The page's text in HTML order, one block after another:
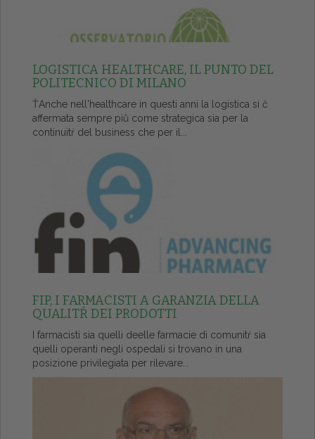
LOGISTICA HEALTHCARE, IL PUNTO DEL
POLITECNICO DI MILANO
ŤAnche nell'healthcare in questi anni la logistica si č
affermata sempre piů come strategica sia per la
continuitŕ del business che per il...
FIP, I FARMACISTI A GARANZIA DELLA
QUALITŔ DEI PRODOTTI
I farmacisti sia quelli deelle farmacie di comunitŕ sia
quelli operanti negli ospedali si trovano in una
posizione privilegiata per rilevare...